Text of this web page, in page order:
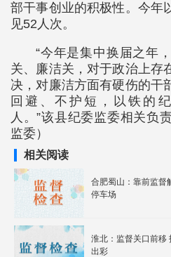
部干事创业的积极性。今年
见52人次。
“今年是集中换届之年
关、廉洁关，对于政治上存
决，对廉洁方面有硬伤的干
回避、不护短，以铁的
人。”该县纪委监委相关负
监委）
相关阅读
合肥蜀山：靠前监督
停车场
淮北：监督关口前移
出彩